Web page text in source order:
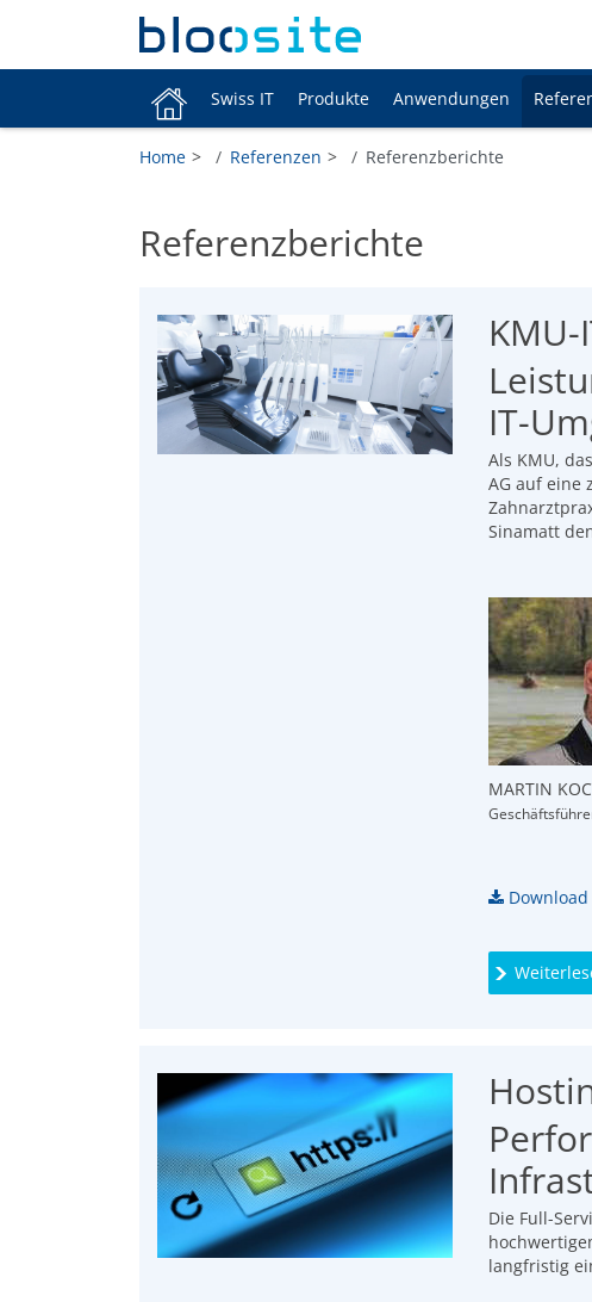
Swiss IT Produkte Anwendungen
Home Referenzen Referenzberichte
Referenzberichte
IT-
Als KMU,
AG auf eine
Sinamatt
MARTIN
Download
Die Full-
langfristig